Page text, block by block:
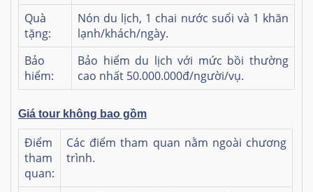
Quà
tặng:
Nón du lịch, 1 chai nước suổi và 1 khăn
lạnh/khách/ngày.
Bảo
hiểm:
Bảo hiểm du lịch với mức bồi thường
cao nhất 50.000.000đ/người/vụ.
Giá tour không bao gồm
Điểm
tham
quan:
Các điểm tham quan nằm ngoài chương
trình.